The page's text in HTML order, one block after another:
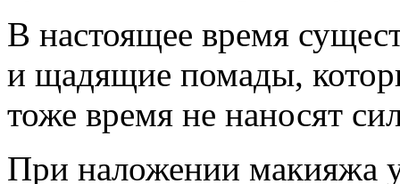
В настоящее время
и щадящие помады,
тоже время не наносят
При наложении макияжа